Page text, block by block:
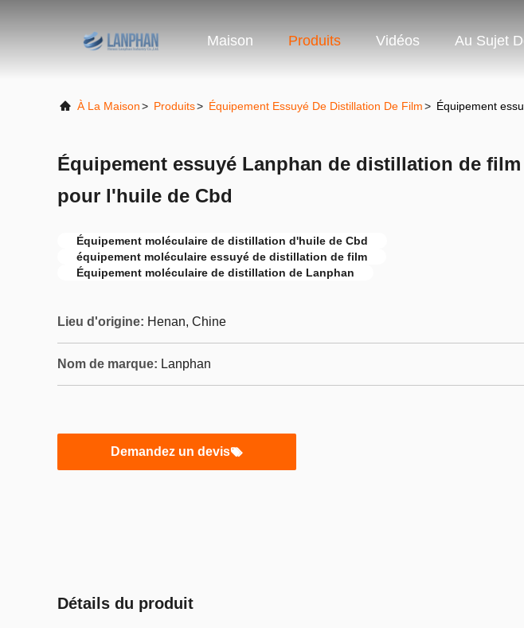
Maison Produits Vidéos Au Sujet
À La Maison> Produits> Équipement Essuyé De Distillation De Film> Équipement
Équipement essuyé Lanphan de distillation de film
pour l'huile de Cbd
Équipement moléculaire de distillation d'huile de Cbd
équipement moléculaire essuyé de distillation de film
Équipement moléculaire de distillation de Lanphan
Lieu d'origine: Henan, Chine
Nom de marque: Lanphan
Demandez un devis
Détails du produit